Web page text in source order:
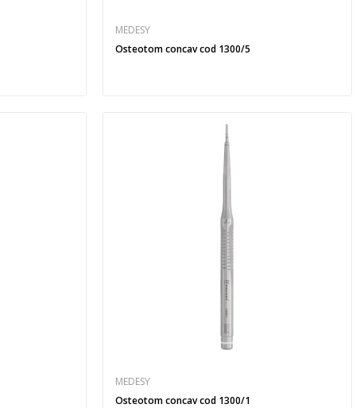
MEDESY
Osteotom concav cod 1300/5
MEDESY
Osteotom concav cod 1300/1